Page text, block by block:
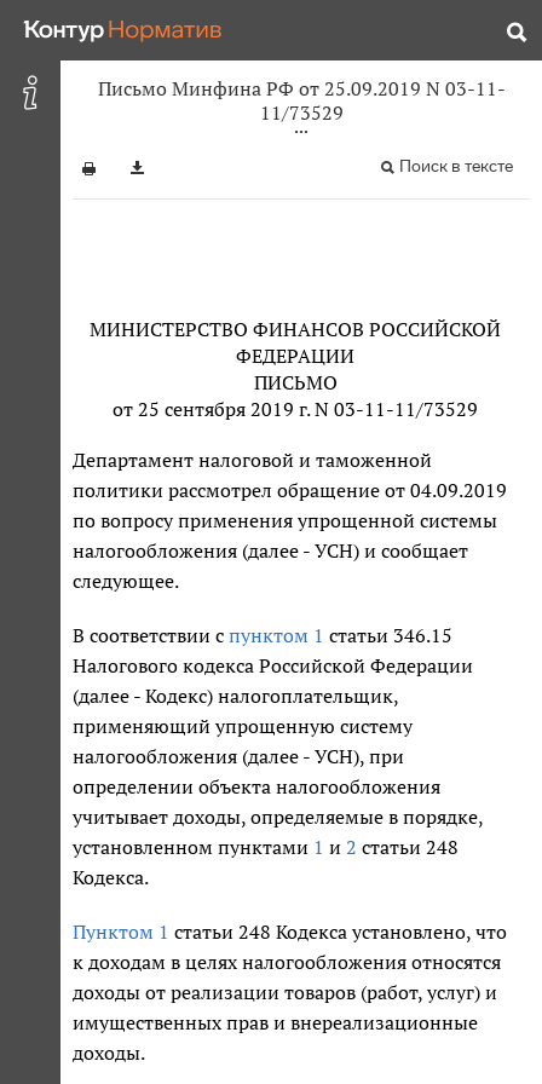
Письмо Минфина РФ от 25.09.2019 N 03-11-
11/73529
Поиск в тексте
МИНИСТЕРСТВО ФИНАНСОВ РОССИЙСКОЙ
ФЕДЕРАЦИИ
ПИСЬМО
от 25 сентября 2019 г. N 03-11-11/73529
Департамент налоговой и таможенной
политики рассмотрел обращение от 04.09.2019
по вопросу применения упрощенной системы
налогообложения (далее - УСН) и сообщает
следующее.
В соответствии с пунктом 1 статьи 346.15
Налогового кодекса Российской Федерации
(далее - Кодекс) налогоплательщик,
применяющий упрощенную систему
налогообложения (далее - УСН), при
определении объекта налогообложения
учитывает доходы, определяемые в порядке,
установленном пунктами 1 и 2 статьи 248
Кодекса.
Пунктом 1 статьи 248 Кодекса установлено, что
к доходам в целях налогообложения относятся
доходы от реализации товаров (работ, услуг) и
имущественных прав и внереализационные
доходы.